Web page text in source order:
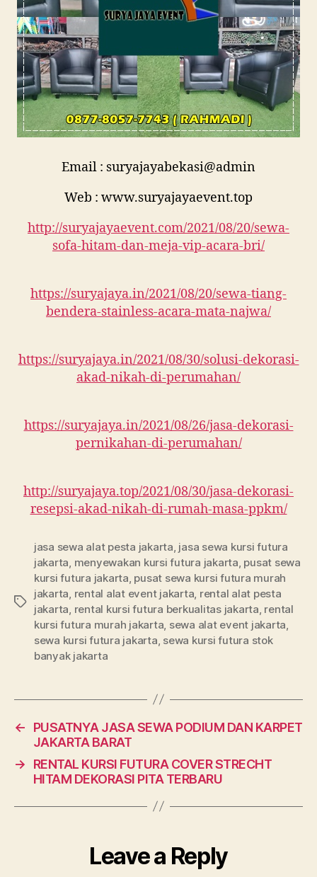
Email : suryajayabekasi@admin
Web : www.suryajayaevent.top
http://suryajayaevent.com/2021/08/20/sewa-
sofa-hitam-dan-meja-vip-acara-bri/
https://suryajaya.in/2021/08/20/sewa-tiang-
bendera-stainless-acara-mata-najwa/
https://suryajaya.in/2021/08/30/solusi-dekorasi-
akad-nikah-di-perumahan/
https://suryajaya.in/2021/08/26/jasa-dekorasi-
pernikahan-di-perumahan/
http://suryajaya.top/2021/08/30/jasa-dekorasi-
resepsi-akad-nikah-di-rumah-masa-ppkm/
Tags
jasa sewa alat pesta jakarta jasa sewa kursi futura
jakarta menyewakan kursi futura jakarta pusat sewa
kursi futura jakarta pusat sewa kursi futura murah
jakarta rental alat event jakarta rental alat pesta
jakarta rental kursi futura berkualitas jakarta rental
kursi futura murah jakarta sewa alat event jakarta
sewa kursi futura jakarta sewa kursi futura stok
banyak jakarta
←
PUSATNYA JASA SEWA PODIUM DAN KARPET
JAKARTA BARAT
→
RENTAL KURSI FUTURA COVER STRECHT
HITAM DEKORASI PITA TERBARU
Leave a Reply